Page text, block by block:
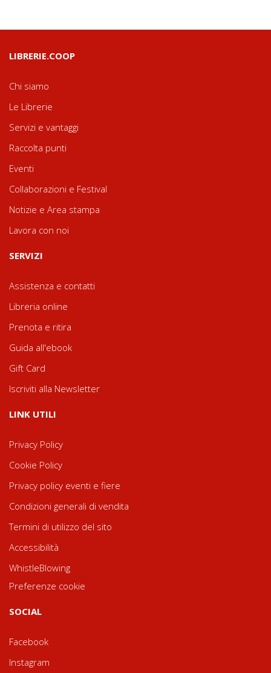
LIBRERIE.COOP
Chi siamo
Le Librerie
Servizi e vantaggi
Raccolta punti
Eventi
Collaborazioni e Festival
Notizie e Area stampa
Lavora con noi
SERVIZI
Assistenza e contatti
Libreria online
Prenota e ritira
Guida all'ebook
Gift Card
Iscriviti alla Newsletter
LINK UTILI
Privacy Policy
Cookie Policy
Privacy policy eventi e fiere
Condizioni generali di vendita
Termini di utilizzo del sito
Accessibilità
WhistleBlowing
Preferenze cookie
SOCIAL
Facebook
Instagram